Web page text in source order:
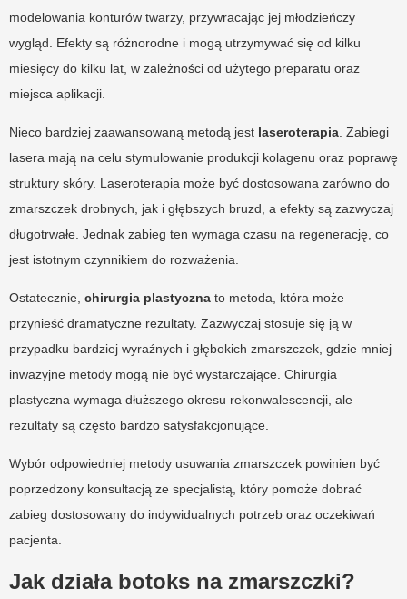
modelowania konturów twarzy, przywracając jej młodzieńczy
wygląd. Efekty są różnorodne i mogą utrzymywać się od kilku
miesięcy do kilku lat, w zależności od użytego preparatu oraz
miejsca aplikacji.
Nieco bardziej zaawansowaną metodą jest laseroterapia . Zabiegi
lasera mają na celu stymulowanie produkcji kolagenu oraz poprawę
struktury skóry. Laseroterapia może być dostosowana zarówno do
zmarszczek drobnych, jak i głębszych bruzd, a efekty są zazwyczaj
długotrwałe. Jednak zabieg ten wymaga czasu na regenerację, co
jest istotnym czynnikiem do rozważenia.
Ostatecznie, chirurgia plastyczna to metoda, która może
przynieść dramatyczne rezultaty. Zazwyczaj stosuje się ją w
przypadku bardziej wyraźnych i głębokich zmarszczek, gdzie mniej
inwazyjne metody mogą nie być wystarczające. Chirurgia
plastyczna wymaga dłuższego okresu rekonwalescencji, ale
rezultaty są często bardzo satysfakcjonujące.
Wybór odpowiedniej metody usuwania zmarszczek powinien być
poprzedzony konsultacją ze specjalistą, który pomoże dobrać
zabieg dostosowany do indywidualnych potrzeb oraz oczekiwań
pacjenta.
Jak działa botoks na zmarszczki?